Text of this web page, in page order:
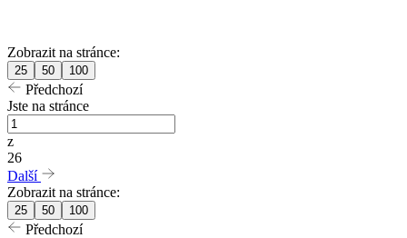
Zobrazit na stránce:
25 50 100
Předchozí
Jste na stránce
z
26
Další
Zobrazit na stránce:
25 50 100
Předchozí